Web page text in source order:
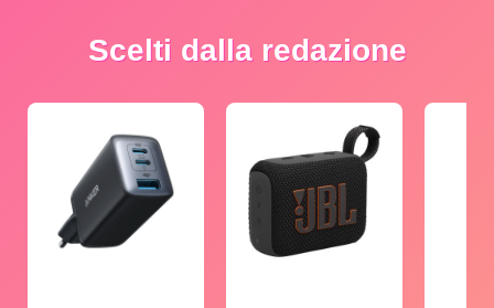
Scelti dalla redazione